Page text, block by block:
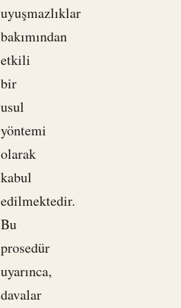
uyuşmazlıklar
bakımından
etkili
bir
usul
yöntemi
olarak
kabul
edilmektedir.
Bu
prosedür
uyarınca,
davalar